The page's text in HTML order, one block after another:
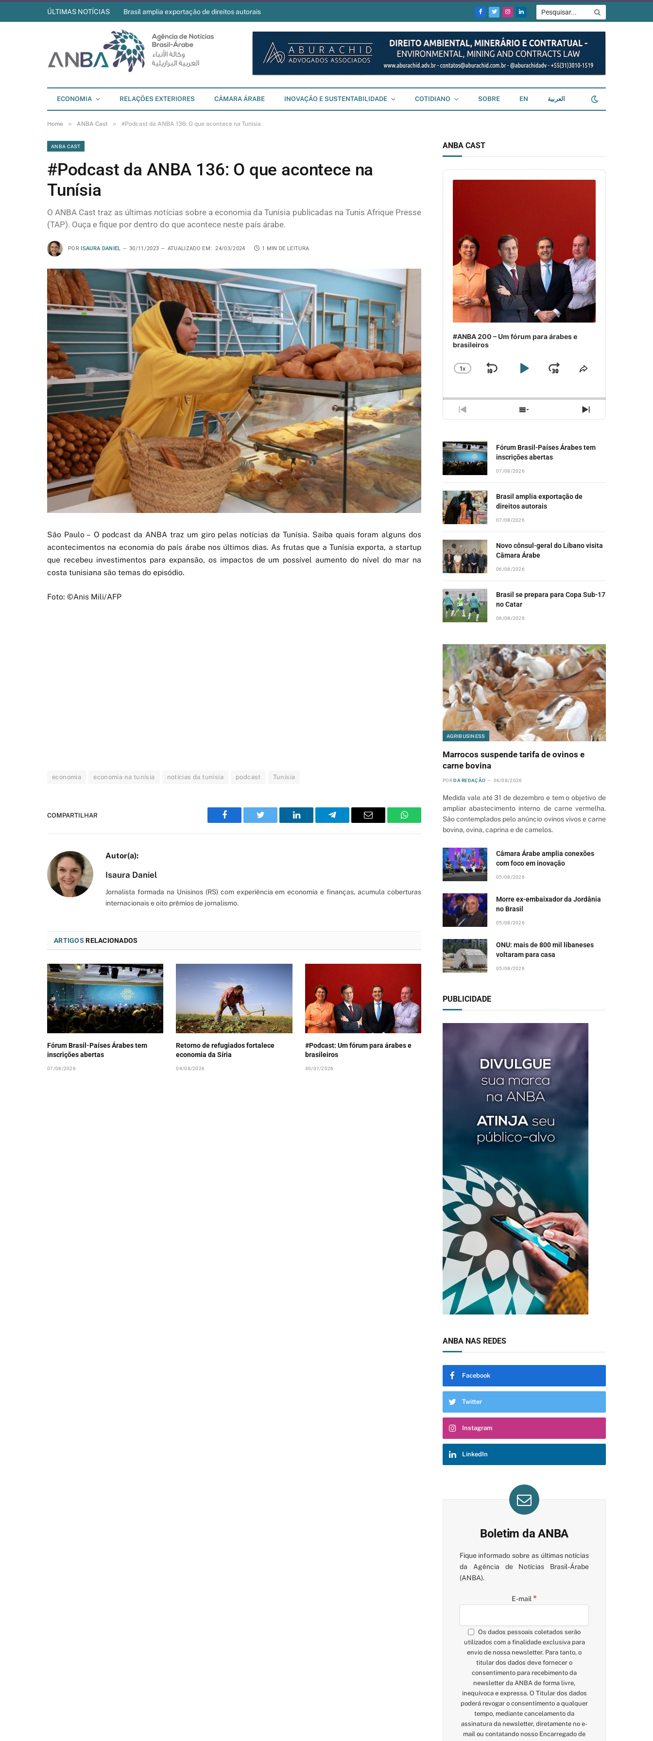
ÚLTIMAS NOTÍCIAS Brasil amplia exportação de direitos autorais
Facebook
TwitterInstagram
LinkedIn
ECONOMIA RELAÇÕES EXTERIORES CÂMARA ÁRABE INOVAÇÃO E SUSTENTABILIDADE COTIDIANO SOBRE EN العربية
Home » ANBA Cast » #Podcast da ANBA 136: O que acontece na Tunísia
ANBA CAST
#Podcast da ANBA 136: O que acontece na
Tunísia
O ANBA Cast traz as últimas notícias sobre a economia da Tunísia publicadas na Tunis Afrique Presse
(TAP). Ouça e fique por dentro do que acontece neste país árabe.
POR ISAURA DANIEL 30/11/2023 ATUALIZADO EM: 24/03/2024 1 MIN DE LEITURA
São Paulo – O podcast da ANBA traz um giro pelas notícias da Tunísia. Saiba quais foram alguns dos
acontecimentos na economia do país árabe nos últimos dias. As frutas que a Tunísia exporta, a startup
que recebeu investimentos para expansão, os impactos de um possível aumento do nível do mar na
costa tunisiana são temas do episódio.
Foto: ©Anis Mili/AFP
economia economia na tunisia notícias da tunisia podcast Tunísia
COMPARTILHAR
Facebook Twitter LinkedIn Telegram Email WhatsApp
Isaura Daniel
Jornalista formada na Unisinos (RS) com experiência em economia e finanças, acumula coberturas
internacionais e oito prêmios de jornalismo.
ARTIGOS RELACIONADOS
Fórum Brasil-Países Árabes tem
inscrições abertas
07/08/2026
Retorno de refugiados fortalece
economia da Síria
04/08/2026
#Podcast: Um fórum para árabes e
brasileiros
30/07/2026
ANBA CAST
Audio
Player
#ANBA 200 – Um fórum para árabes e
brasileiros
CHANGE
1X
SKIPPLAYJUMP
PREVIOUS
EPISODE
SHOW
EPISODES
NEXT
EPISODE
Fórum Brasil-Países Árabes tem
inscrições abertas
07/08/2026
Brasil amplia exportação de
direitos autorais
07/08/2026
Novo cônsul-geral do Líbano visita
Câmara Árabe
06/08/2026
Brasil se prepara para Copa Sub-17
no Catar
06/08/2026
AGRIBUSINESS
Marrocos suspende tarifa de ovinos e
carne bovina
POR DA REDAÇÃO 06/08/2026
Medida vale até 31 de dezembro e tem o objetivo de
ampliar abastecimento interno de carne vermelha.
São contemplados pelo anúncio ovinos vivos e carne
bovina, ovina, caprina e de camelos.
Câmara Árabe amplia conexões
com foco em inovação
05/08/2026
Morre ex-embaixador da Jordânia
no Brasil
05/08/2026
ONU: mais de 800 mil libaneses
voltaram para casa
05/08/2026
PUBLICIDADE
ANBA NAS REDES
Facebook
Twitter
Instagram
LinkedIn
Boletim da ANBA
Fique informado sobre as últimas notícias
da Agência de Notícias Brasil-Árabe
(ANBA).
E-mail *
Os dados pessoais coletados serão
utilizados com a finalidade exclusiva para
envio de nossa newsletter. Para tanto, o
titular dos dados deve fornecer o
consentimento para recebimento da
newsletter da ANBA de forma livre,
inequívoca e expressa. O Titular dos dados
poderá revogar o consentimento a qualquer
tempo, mediante cancelamento da
assinatura da newsletter, diretamente no e-
mail ou contatando nosso Encarregado de